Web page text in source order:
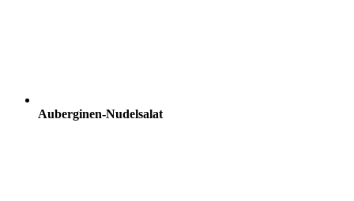
Auberginen-Nudelsalat